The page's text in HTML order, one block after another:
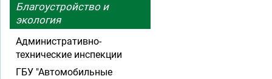
Благоустройство и
экология
Административно-
технические инспекции
ГБУ "Автомобильные